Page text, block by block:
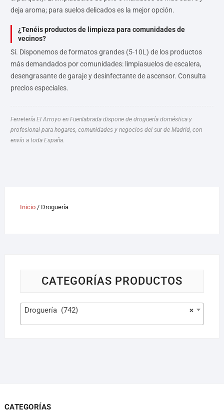
deja aroma; para suelos delicados es la mejor opción.
¿Tenéis productos de limpieza para comunidades de
vecinos?
Sí. Disponemos de formatos grandes (5-10L) de los productos
más demandados por comunidades: limpiasuelos de escalera,
desengrasante de garaje y desinfectante de ascensor. Consulta
precios especiales.
Ferretería El Arroyo en Fuenlabrada dispone de droguería doméstica y
profesional para hogares, comunidades y negocios del sur de Madrid, con
envío a toda España.
Inicio/ Droguería
CATEGORÍAS PRODUCTOS
×
Droguería (742)
CATEGORÍAS